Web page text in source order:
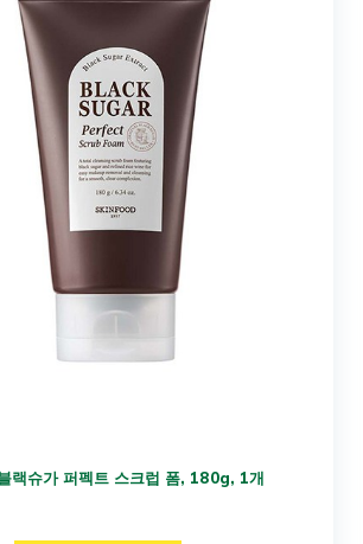
랙슈가 퍼펙트 스크럽 폼, 180g, 1개